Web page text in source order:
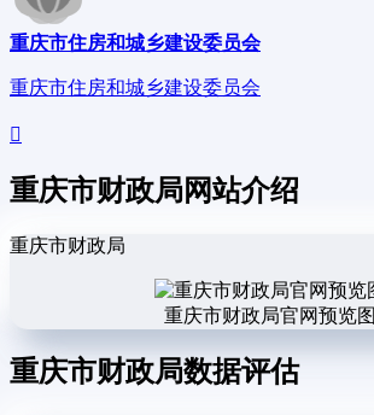
重庆市住房和城乡建设委员会
重庆市住房和城乡建设委员会
重庆市财政局网站介绍
重庆市财政局
重庆市财政局官网预览图
重庆市财政局数据评估